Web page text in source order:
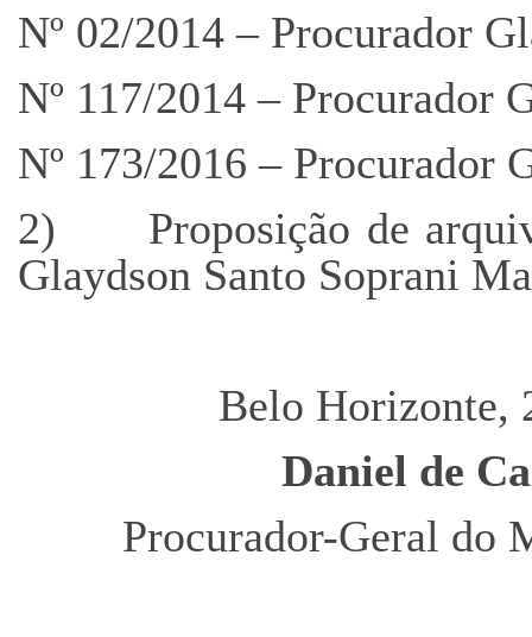
Nº 02/2014 – Procurador
Nº 117/2014 – Procurador
Nº 173/2016 – Procurador
2) Proposição de
Glaydson Santo Soprani
Belo Horizonte,
Daniel de
Procurador-Geral do